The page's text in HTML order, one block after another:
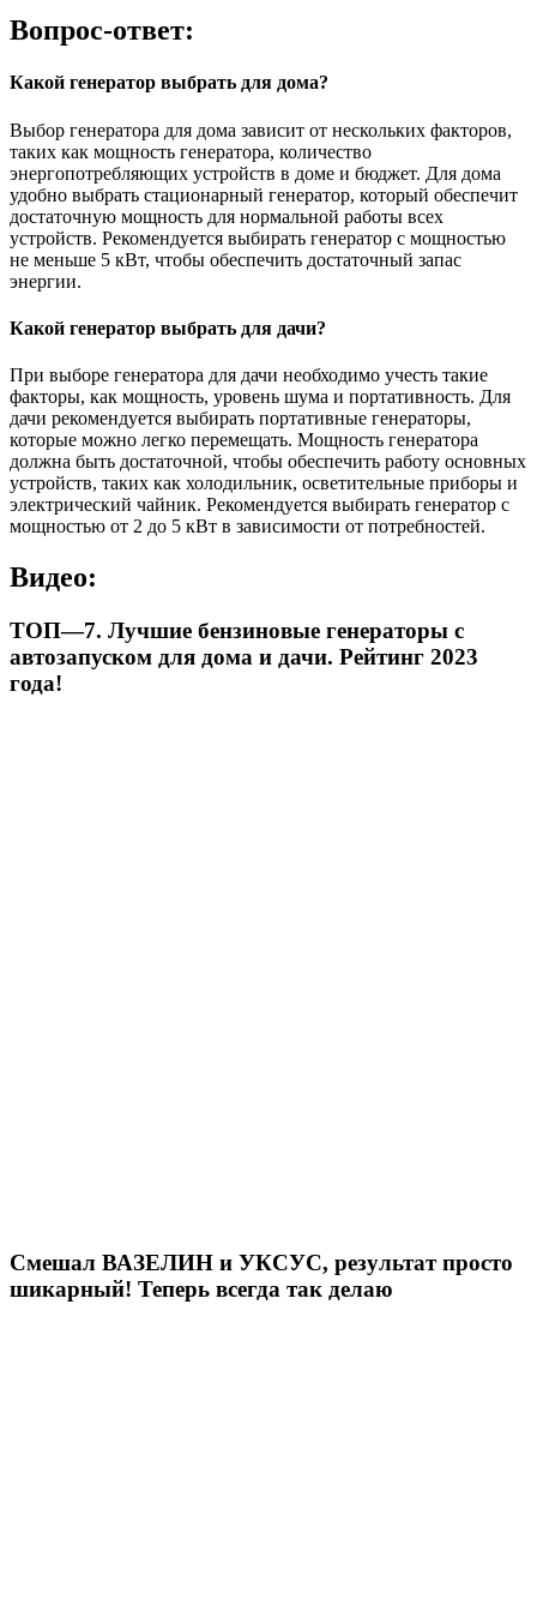
Вопрос-ответ:
Какой генератор выбрать для дома?
Выбор генератора для дома зависит от нескольких факторов,
таких как мощность генератора, количество
энергопотребляющих устройств в доме и бюджет. Для дома
удобно выбрать стационарный генератор, который обеспечит
достаточную мощность для нормальной работы всех
устройств. Рекомендуется выбирать генератор с мощностью
не меньше 5 кВт, чтобы обеспечить достаточный запас
энергии.
Какой генератор выбрать для дачи?
При выборе генератора для дачи необходимо учесть такие
факторы, как мощность, уровень шума и портативность. Для
дачи рекомендуется выбирать портативные генераторы,
которые можно легко перемещать. Мощность генератора
должна быть достаточной, чтобы обеспечить работу основных
устройств, таких как холодильник, осветительные приборы и
электрический чайник. Рекомендуется выбирать генератор с
мощностью от 2 до 5 кВт в зависимости от потребностей.
Видео:
ТОП—7. Лучшие бензиновые генераторы с
автозапуском для дома и дачи. Рейтинг 2023
года!
Смешал ВАЗЕЛИН и УКСУС, результат просто
шикарный! Теперь всегда так делаю